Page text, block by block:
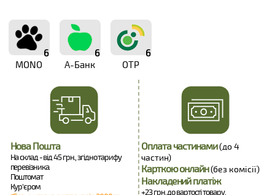
6
MONO
6
А-Банк
6
OTP
Нова Пошта
На склад - від 45 грн., згідно тарифу
перевізника.
Поштомат
Кур'єром
Оплата частинами(до 4
частин)
Карткою онлайн(без комісії)
Накладений платіж
+23 грн. до вартості товару.